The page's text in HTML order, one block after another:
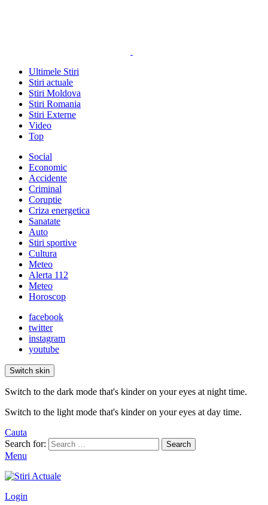
Ultimele Stiri
Stiri actuale
Stiri Moldova
Stiri Romania
Stiri Externe
Video
Top
Social
Economic
Accidente
Criminal
Coruptie
Criza energetica
Sanatate
Auto
Stiri sportive
Cultura
Meteo
Alerta 112
Meteo
Horoscop
facebook
twitter
instagram
youtube
Switch skin
Switch to the dark mode that's kinder on your eyes at night time.
Switch to the light mode that's kinder on your eyes at day time.
Cauta
Search for:
Search
Menu
Login